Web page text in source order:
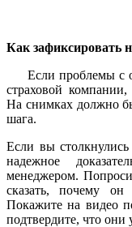
Как зафиксировать
Если проблемы с
страховой
На снимках должно
шага.
Если вы
надежное
менеджером.
сказать, почему
Покажите на видео
подтвердите, что они